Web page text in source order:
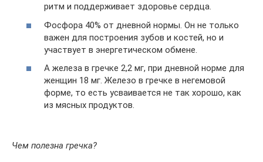
ритм и поддерживает здоровье сердца.
Фосфора 40% от дневной нормы. Он не только
важен для построения зубов и костей, но и
участвует в энергетическом обмене.
А железа в гречке 2,2 мг, при дневной норме для
женщин 18 мг. Железо в гречке в негемовой
форме, то есть усваивается не так хорошо, как
из мясных продуктов.
Чем полезна гречка?